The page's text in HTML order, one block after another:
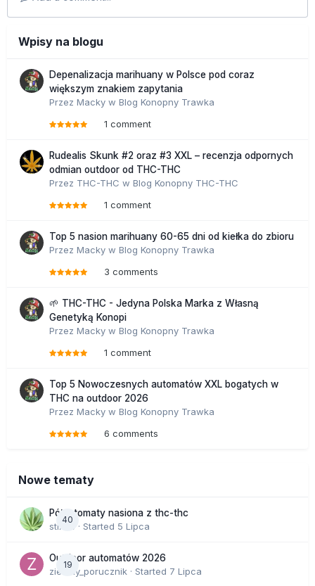
Wpisy na blogu
Depenalizacja marihuany w Polsce pod coraz
większym znakiem zapytania
Przez Macky w Blog Konopny Trawka
1 comment
Rudealis Skunk #2 oraz #3 XXL – recenzja odpornych
odmian outdoor od THC-THC
Przez THC-THC w Blog Konopny THC-THC
1 comment
Top 5 nasion marihuany 60-65 dni od kiełka do zbioru
Przez Macky w Blog Konopny Trawka
3 comments
🌱 THC-THC - Jedyna Polska Marka z Własną
Genetyką Konopi
Przez Macky w Blog Konopny Trawka
1 comment
Top 5 Nowoczesnych automatów XXL bogatych w
THC na outdoor 2026
Przez Macky w Blog Konopny Trawka
6 comments
Nowe tematy
40
Półautomaty nasiona z thc-thc
stix33 · Started 5 Lipca
19
Outdoor automatów 2026
zielony_porucznik · Started 7 Lipca